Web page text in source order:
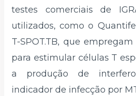
testes comerciais de
utilizados, como o
T-SPOT.TB, que
para estimular células T
a produção de
indicador de infecção por